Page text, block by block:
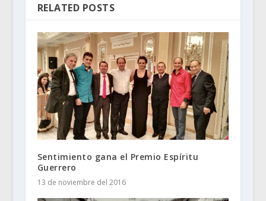
RELATED POSTS
Sentimiento gana el Premio Espíritu
Guerrero
13 de noviembre del 2016